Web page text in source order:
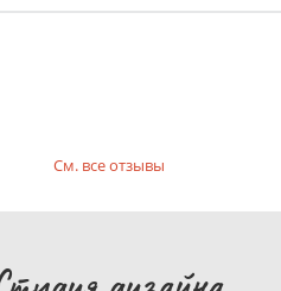
См. все отзывы